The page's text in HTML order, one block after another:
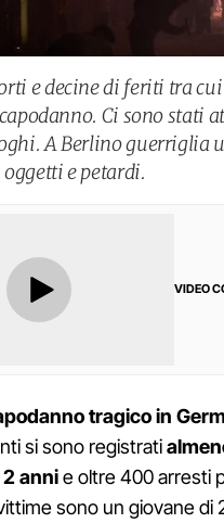
e decine di feriti tra
Ci sono stati
A Berlino guerriglia
e petardi.
VIDEO
tragico in
si sono registrati
annie oltre 400 arresti
sono un giovane di